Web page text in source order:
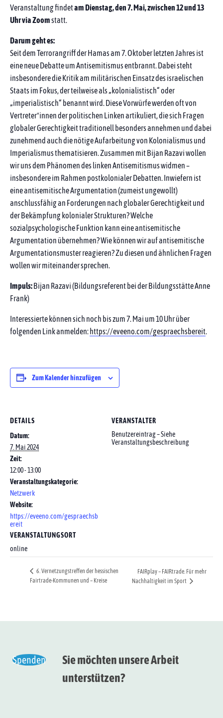
Veranstaltung findetam Dienstag, den 7. Mai, zwischen 12 und 13
Uhr via Zoomstatt.
Darum geht es:
Seit dem Terrorangriff der Hamas am 7. Oktober letzten Jahres ist
eine neue Debatte um Antisemitismus entbrannt. Dabei steht
insbesondere die Kritik am militärischen Einsatz des israelischen
Staats im Fokus, der teilweise als „kolonialistisch“ oder
„imperialistisch“ benannt wird. Diese Vorwürfe werden oft von
Vertreter*innen der politischen Linken artikuliert, die sich Fragen
globaler Gerechtigkeit traditionell besonders annehmen und dabei
zunehmend auch die nötige Aufarbeitung von Kolonialismus und
Imperialismus thematisieren. Zusammen mit Bijan Razavi wollen
wir uns dem Phänomen des linken Antisemitismus widmen –
insbesondere im Rahmen postkolonialer Debatten. Inwiefern ist
eine antisemitische Argumentation (zumeist ungewollt)
anschlussfähig an Forderungen nach globaler Gerechtigkeit und
der Bekämpfung kolonialer Strukturen? Welche
sozialpsychologische Funktion kann eine antisemitische
Argumentation übernehmen? Wie können wir auf antisemitische
Argumentationsmuster reagieren? Zu diesen und ähnlichen Fragen
wollen wir miteinander sprechen.
Impuls:Bijan Razavi (Bildungsreferent bei der Bildungsstätte Anne
Frank)
Interessierte können sich noch bis zum 7. Mai um 10 Uhr über
folgenden Link anmelden: https://eveeno.com/gespraechsbereit.
Zum Kalender hinzufügen
DETAILS
Datum:
7. Mai 2024
Zeit:
12:00 - 13:00
Veranstaltungskategorie:
Netzwerk
Website:
https://eveeno.com/gespraechsb
ereit
VERANSTALTUNGSORT
online
VERANSTALTER
Benutzereintrag – Siehe
Veranstaltungsbeschreibung
6. Vernetzungstreffen der hessischen
Fairtrade-Kommunen und – Kreise
FAIRplay – FAIRtrade. Für mehr
Nachhaltigkeit im Sport
Spenden
Sie möchten unsere Arbeit
unterstützen?